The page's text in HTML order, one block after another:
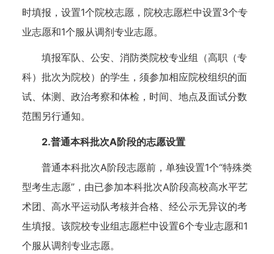
时填报，设置1个院校志愿，院校志愿栏中设置3个专
业志愿和1个服从调剂专业志愿。
填报军队、公安、消防类院校专业组（高职（专
科）批次为院校）的学生，须参加相应院校组织的面
试、体测、政治考察和体检，时间、地点及面试分数
范围另行通知。
2.普通本科批次A阶段的志愿设置
普通本科批次A阶段志愿前，单独设置1个“特殊类
型考生志愿”，由已参加本科批次A阶段高校高水平艺
术团、高水平运动队考核并合格、经公示无异议的考
生填报。该院校专业组志愿栏中设置6个专业志愿和1
个服从调剂专业志愿。